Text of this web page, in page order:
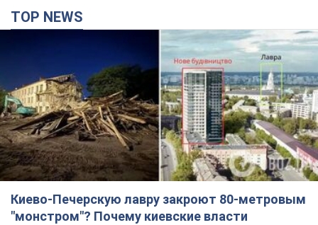
TOP NEWS
Киево-Печерскую лавру закроют 80-метровым
"монстром"? Почему киевские власти